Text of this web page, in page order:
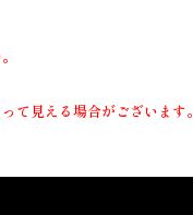
て見える場合がございます。